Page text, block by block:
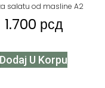
salatu od masline A2
1.700 рсд
Dodaj U Korpu